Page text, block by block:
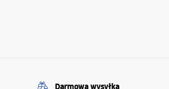
Darmowa wysyłka